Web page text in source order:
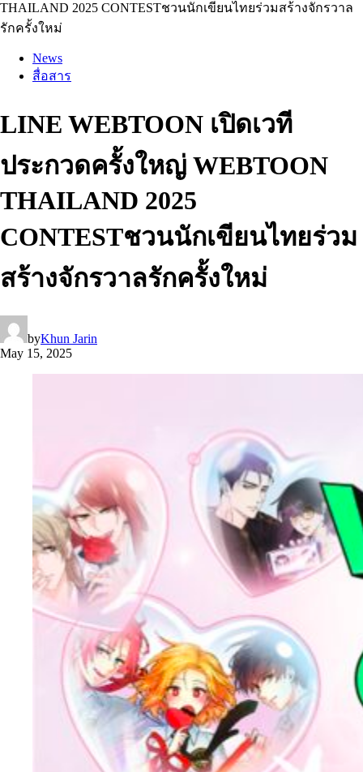
THAILAND 2025 CONTESTชวนนักเขียนไทยร่วมสร้างจักรวาล
รักครั้งใหม่
News
สื่อสาร
LINE WEBTOON เปิดเวที
ประกวดครั้งใหญ่ WEBTOON
THAILAND 2025
CONTESTชวนนักเขียนไทยร่วม
สร้างจักรวาลรักครั้งใหม่
byKhun Jarin
May 15, 2025